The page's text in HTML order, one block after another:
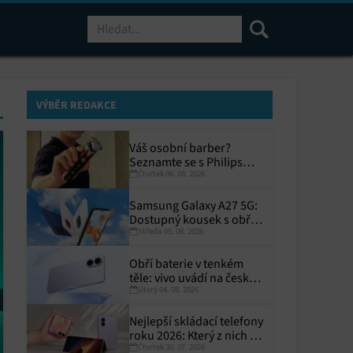
VÝBĚR REDAKCE
Váš osobní barber?
Seznamte se s Philips
i9000 Prestige Ultra
Čtvrtek 06. 08. 2026
Samsung Galaxy A27 5G:
Dostupný kousek s obřím
displejem
Středa 05. 08. 2026
Obří baterie v tenkém
těle: vivo uvádí na český
trh V70 Lite 5G
Úterý 04. 08. 2026
Nejlepší skládací telefony
roku 2026: Který z nich si
zaslouží místo ve vaší
Čtvrtek 30. 07. 2026